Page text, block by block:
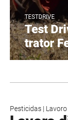
TESTDRIVE
Test
trator
Pesticidas | Lavoro